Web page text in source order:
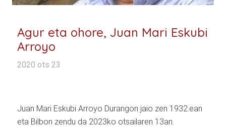
Agur eta ohore, Juan Mari Eskubi
Arroyo
2020 ots 23
Juan Mari Eskubi Arroyo Durangon jaio zen 1932.ean
eta Bilbon zendu da 2023ko otsailaren 13an.